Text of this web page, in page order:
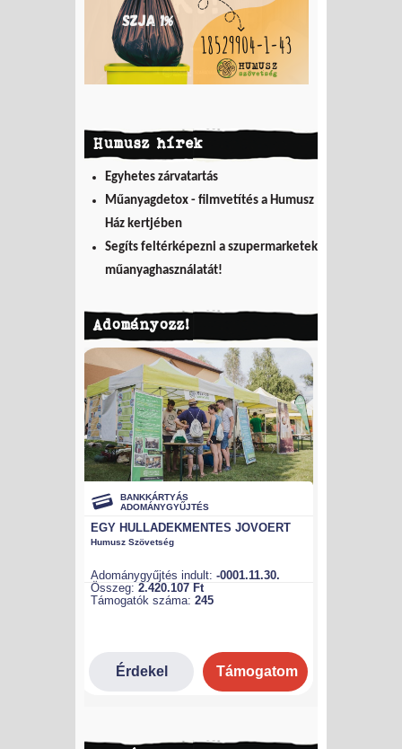
Humusz hírek
Egyhetes zárvatartás
Műanyagdetox - filmvetítés a Humusz
Ház kertjében
Segíts feltérképezni a szupermarketek
műanyaghasználatát!
Adományozz!